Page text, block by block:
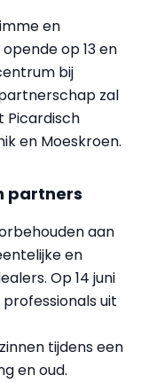
en
op 13 en
bij
partnerschap zal
Picardisch
en Moeskroen.
partners
aan
en
Op 14 juni
uit
tijdens een
en oud.